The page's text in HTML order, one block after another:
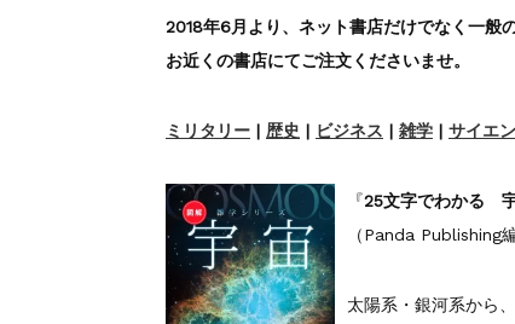
重版情報 2021.2.3 『米軍提督と太平洋
重版情報 2020.12.18 『「砲兵」から見た
重版情報 2020.12.18 『F-2超入門』（関
2018年6月より、ネット書店だけでなく一般
お近くの書店にてご注文くださいませ。
ミリタリー | 歴史 | ビジネス | 雑学 | サイエ
『25文字でわかる
（Panda Publishing
太陽系・銀河系から